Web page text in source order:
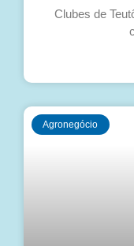
Clubes de
Agronegócio